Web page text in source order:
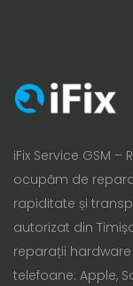
iFix Service GSM –
ocupăm de
rapiditate și
autorizat din
reparații
telefoane: Apple,